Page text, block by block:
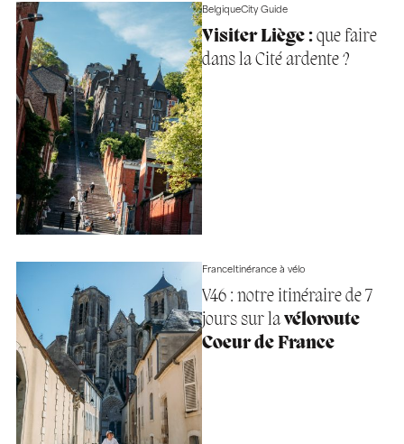
BelgiqueCity Guide
Visiter Liège :que faire
dans la Cité ardente ?
FranceItinérance à vélo
V46 : notre itinéraire de 7
jours sur lavéloroute
Coeur de France